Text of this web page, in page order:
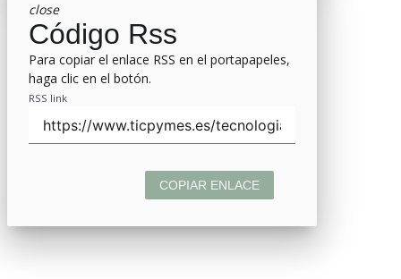
close
Código Rss
Para copiar el enlace RSS en el portapapeles,
haga clic en el botón.
RSS link
COPIAR ENLACE